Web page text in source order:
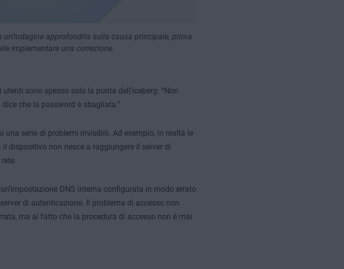
approfondita sulla causa principale, prima
implementare una correzione.
sono spesso solo la punta dell’iceberg: “Non
che la password è sbagliata.”
una serie di problemi invisibili. Ad esempio, in realtà le
dispositivo non riesce a raggiungere il server di
DNS interna configurata in modo errato
di autenticazione. Il problema di accesso non
ma al fatto che la procedura di accesso non è mai